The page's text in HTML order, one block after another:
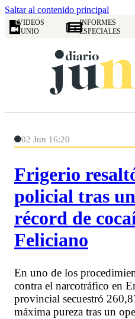
Saltar al contenido principal
VIDEOS
JUNIO
INFORMES
ESPECIALES
02 Jun 16:20
Frigerio
policial tras
récord de
Feliciano
En uno de los
contra el narcotráfico en
provincial secuestró
máxima pureza tras un